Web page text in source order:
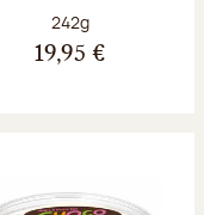
Poids net :
242g
19,95 €